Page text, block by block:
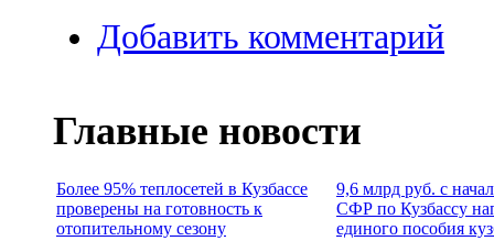
Добавить комментарий
Главные новости
Более 95% теплосетей в Кузбассе
проверены на готовность к
отопительному сезону
9,6 млрд руб. с
СФР по Кузбассу
единого пособия